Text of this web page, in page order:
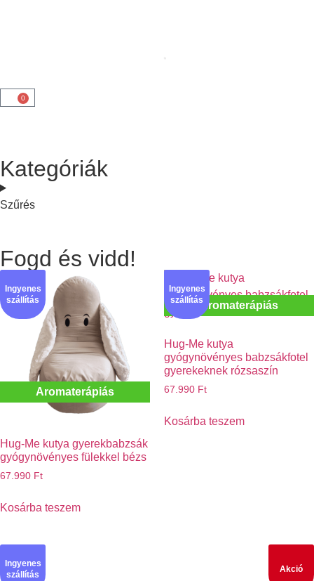
0
Kategóriák
Szűrés
Fogd és vidd!
Aromaterápiás
Ingyenes
szállítás
Hug-Me kutya gyerekbabzsák
gyógynövényes fülekkel bézs
67.990 Ft
Kosárba teszem
Aromaterápiás
Ingyenes
szállítás
Hug-Me kutya
gyógynövényes babzsákfotel
gyerekeknek rózsaszín
67.990 Ft
Kosárba teszem
Ingyenes
szállítás
Akció